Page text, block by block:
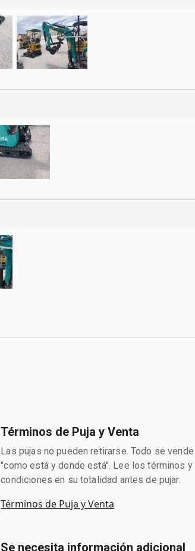
Términos de Puja y Venta
Las pujas no pueden retirarse. Todo se vende
"como está y donde está". Lee los términos y
condiciones en su totalidad antes de pujar.
Términos de Puja y Venta
Se necesita información adicional